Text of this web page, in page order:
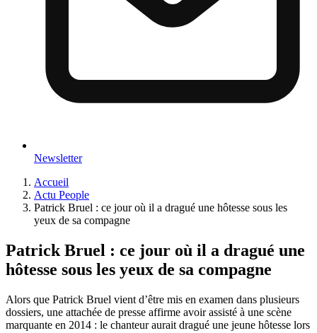
Newsletter
Accueil
Actu People
Patrick Bruel : ce jour où il a dragué une hôtesse sous les
yeux de sa compagne
Patrick Bruel : ce jour où il a dragué une
hôtesse sous les yeux de sa compagne
Alors que Patrick Bruel vient d’être mis en examen dans plusieurs
dossiers, une attachée de presse affirme avoir assisté à une scène
marquante en 2014 : le chanteur aurait dragué une jeune hôtesse lors